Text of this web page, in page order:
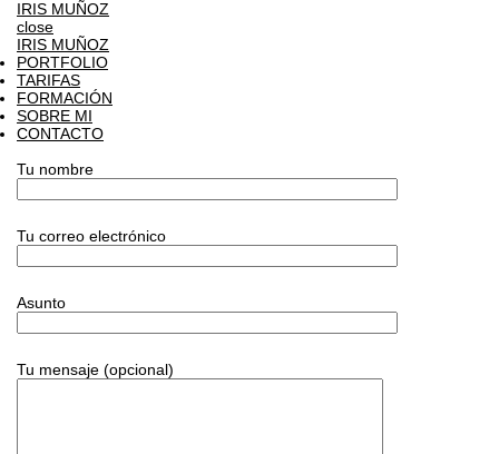
IRIS MUÑOZ
close
IRIS MUÑOZ
PORTFOLIO
TARIFAS
FORMACIÓN
SOBRE MI
CONTACTO
Tu nombre
Tu correo electrónico
Asunto
Tu mensaje (opcional)